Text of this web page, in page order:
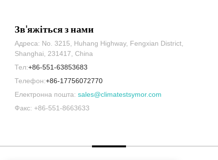
Зв'яжіться з нами
Адреса: No. 3215, Huhang Highway, Fengxian District,
Shanghai, 231417, China
Тел:+86-551-63853683
Телефон:+86-17756072770
Електронна пошта: sales@climatestsymor.com
Факс: +86-551-8663633